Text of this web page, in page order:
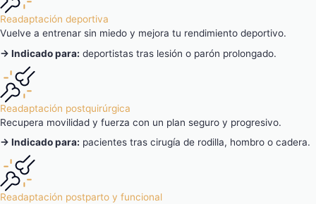
Readaptación deportiva
Vuelve a entrenar sin miedo y mejora tu rendimiento deportivo.
→ Indicado para: deportistas tras lesión o parón prolongado.
Readaptación postquirúrgica
Recupera movilidad y fuerza con un plan seguro y progresivo.
→ Indicado para: pacientes tras cirugía de rodilla, hombro o cadera.
Readaptación postparto y funcional